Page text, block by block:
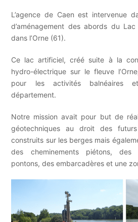
L’agence de Caen est intervenue
d’aménagement des abords du
dans l’Orne (61).
Ce lac artificiel, créé suite à la
hydro-électrique sur le fleuve
pour les activités balnéaires
département.
Notre mission avait pour but de
géotechniques au droit des
construits sur les berges mais
des cheminements piétons, des
pontons, des embarcadères et une